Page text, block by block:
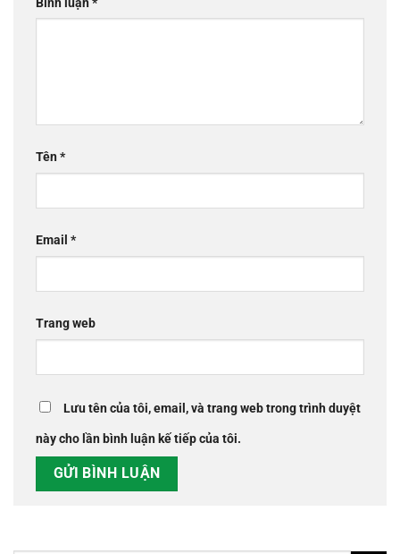
Tên*
Email *
Trang web
Lưu tên của tôi, email, và trang web trong trình duyệt
này cho lần bình luận kế tiếp của tôi.